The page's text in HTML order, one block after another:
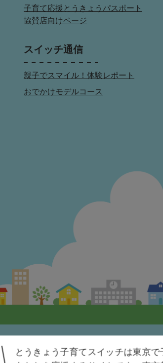
子育て応援とうきょうパスポート
協賛店向けページ
スイッチ通信
親子でスマイル！体験レポート
おでかけモデルコース
情報保護方針 アクセシビリティ方針
とうきょう子育てスイッチは東京で